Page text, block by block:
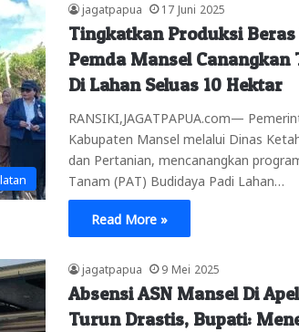
jagatpapua 17 Juni 2025
Tingkatkan Produksi Beras
Pemda Mansel Canangkan
Di Lahan Seluas 10 Hektar
RANSIKI,JAGATPAPUA.com—
Kabupaten Mansel melalui Dinas
dan Pertanian, mencanangkan
Tanam (PAT) Budidaya Padi Lahan…
Read More »
jagatpapua 9 Mei 2025
Absensi ASN Mansel Di
Turun Drastis, Bupati: